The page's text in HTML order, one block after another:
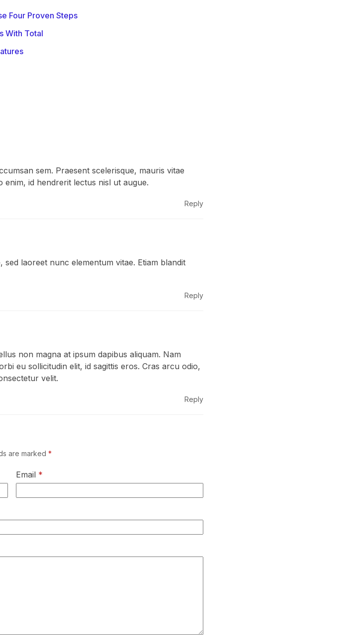
Four Proven Steps
With Total
sem. Praesent scelerisque, mauris vitae
id hendrerit lectus nisl ut augue.
Reply
sed laoreet nunc elementum vitae. Etiam blandit
Reply
non magna at ipsum dapibus aliquam. Nam
eu sollicitudin elit, id sagittis eros. Cras arcu odio,
velit.
Reply
are marked *
Email *